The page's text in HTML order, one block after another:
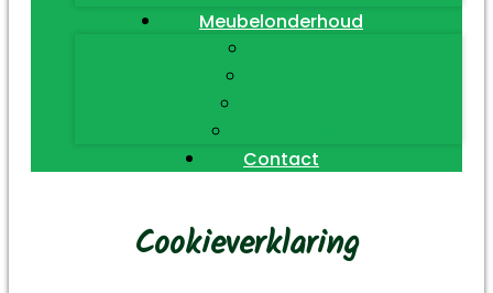
Meubelonderhoud
Contact
Cookieverklaring